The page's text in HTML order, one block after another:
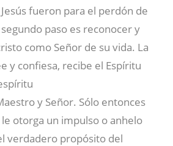
fueron para el perdón de
paso es reconocer y
como Señor de su vida. La
y confiesa, recibe el Espíritu
y Señor. Sólo entonces
otorga un impulso o anhelo
verdadero propósito del